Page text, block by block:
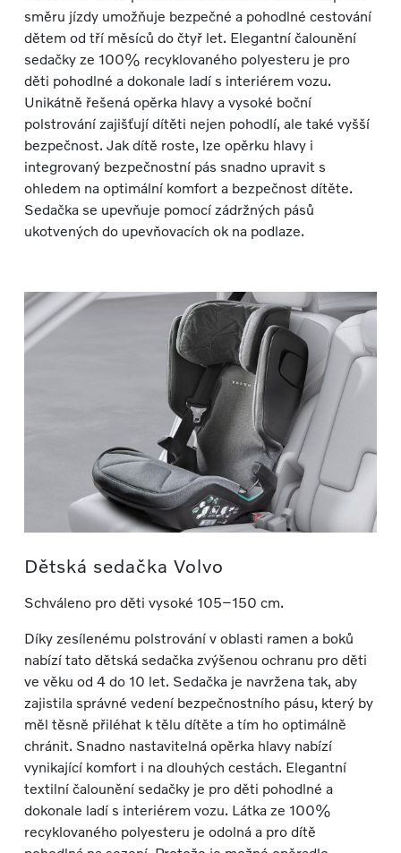
směru jízdy umožňuje bezpečné a pohodlné cestování
dětem od tří měsíců do čtyř let. Elegantní čalounění
sedačky ze 100% recyklovaného polyesteru je pro
děti pohodlné a dokonale ladí s interiérem vozu.
Unikátně řešená opěrka hlavy a vysoké boční
polstrování zajišťují dítěti nejen pohodlí, ale také vyšší
bezpečnost. Jak dítě roste, lze opěrku hlavy i
integrovaný bezpečnostní pás snadno upravit s
ohledem na optimální komfort a bezpečnost dítěte.
Sedačka se upevňuje pomocí zádržných pásů
ukotvených do upevňovacích ok na podlaze.
Dětská sedačka Volvo
Schváleno pro děti vysoké 105–150 cm.
Díky zesílenému polstrování v oblasti ramen a boků
nabízí tato dětská sedačka zvýšenou ochranu pro děti
ve věku od 4 do 10 let. Sedačka je navržena tak, aby
zajistila správné vedení bezpečnostního pásu, který by
měl těsně přiléhat k tělu dítěte a tím ho optimálně
chránit. Snadno nastavitelná opěrka hlavy nabízí
vynikající komfort i na dlouhých cestách. Elegantní
textilní čalounění sedačky je pro děti pohodlné a
dokonale ladí s interiérem vozu. Látka ze 100%
recyklovaného polyesteru je odolná a pro dítě